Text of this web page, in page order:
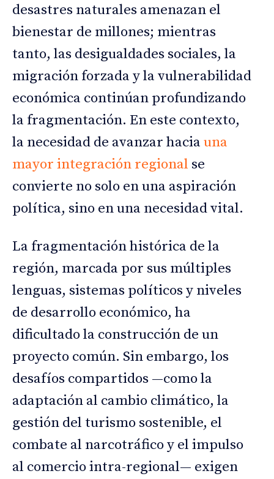
desastres naturales amenazan el
bienestar de millones; mientras
tanto, las desigualdades sociales, la
migración forzada y la vulnerabilidad
económica continúan profundizando
la fragmentación. En este contexto,
la necesidad de avanzar hacia una
mayor integración regional se
convierte no solo en una aspiración
política, sino en una necesidad vital.
La fragmentación histórica de la
región, marcada por sus múltiples
lenguas, sistemas políticos y niveles
de desarrollo económico, ha
dificultado la construcción de un
proyecto común. Sin embargo, los
desafíos compartidos —como la
adaptación al cambio climático, la
gestión del turismo sostenible, el
combate al narcotráfico y el impulso
al comercio intra-regional— exigen